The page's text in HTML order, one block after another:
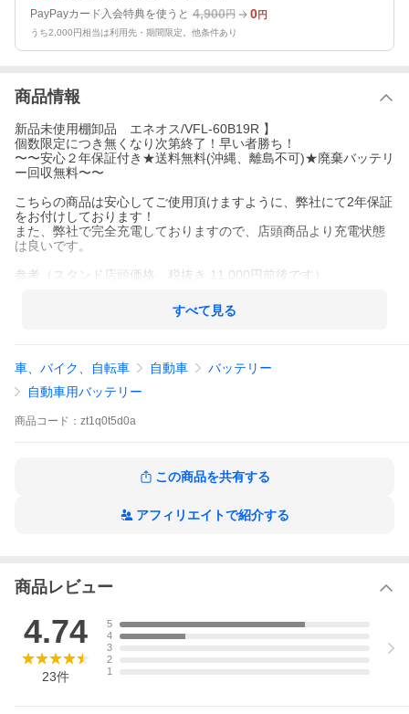
PayPayカード入会特典を使うと 4,900円 0円
うち2,000円相当は利用先・期間限定。他条件あり
商品情報
新品未使用棚卸品 エネオス/VFL-60B19R 】
個数限定につき無くなり次第終了！早い者勝ち！
〜〜安心２年保証付き★送料無料(沖縄、離島不可)★廃棄バッテリ
ー回収無料〜〜
こちらの商品は安心してご使用頂けますように、弊社にて2年保証
をお付けしております！
また、弊社で完全充電しておりますので、店頭商品より充電状態
は良いです。
参考（スタンド店頭価格 税抜き 11,000円前後です）
すべて見る
車、バイク、自転車 自動車
バッテリー
自動車用バッテリー
商品 コード： zt1q0t5d0a
この商品を共有する
アフィリエイトで紹介する
商品レビュー
4.74
23件
5
4
3
2
1